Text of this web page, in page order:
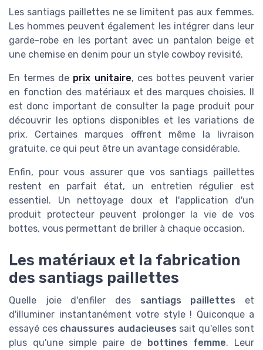
Les santiags paillettes ne se limitent pas aux femmes.
Les hommes peuvent également les intégrer dans leur
garde-robe en les portant avec un pantalon beige et
une chemise en denim pour un style cowboy revisité.
En termes de prix unitaire, ces bottes peuvent varier
en fonction des matériaux et des marques choisies. Il
est donc important de consulter la page produit pour
découvrir les options disponibles et les variations de
prix. Certaines marques offrent même la livraison
gratuite, ce qui peut être un avantage considérable.
Enfin, pour vous assurer que vos santiags paillettes
restent en parfait état, un entretien régulier est
essentiel. Un nettoyage doux et l'application d'un
produit protecteur peuvent prolonger la vie de vos
bottes, vous permettant de briller à chaque occasion.
Les matériaux et la fabrication
des santiags paillettes
Quelle joie d'enfiler des santiags paillettes et
d'illuminer instantanément votre style ! Quiconque a
essayé ces chaussures audacieuses sait qu'elles sont
plus qu'une simple paire de bottines femme. Leur